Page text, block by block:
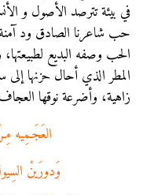
في بيئة تترصد الأصول و
حب شاعرنا الصادق ود
الحب وصفه البديع
المطر الذي أحال حزنها
زاهية، وأضرعة نوقها
العَجَـمِيه
وَدورَينْ